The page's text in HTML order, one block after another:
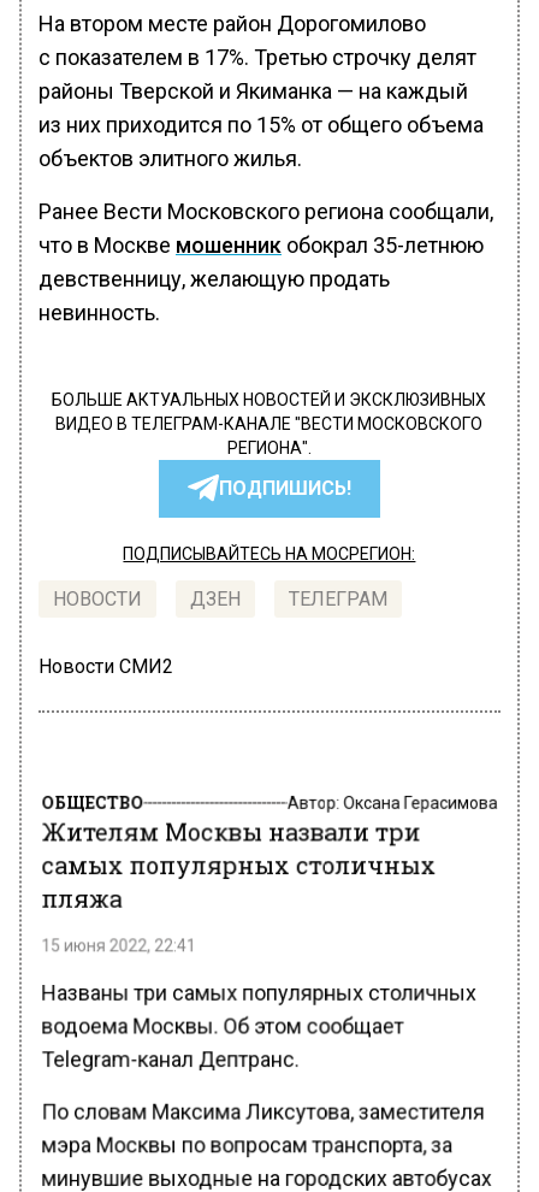
На втором месте район Дорогомилово
с показателем в 17%. Третью строчку делят
районы Тверской и Якиманка — на каждый
из них приходится по 15% от общего объема
объектов элитного жилья.
Ранее Вести Московского региона сообщали,
что в Москве мошенник обокрал 35-летнюю
девственницу, желающую продать
невинность.
БОЛЬШЕ АКТУАЛЬНЫХ НОВОСТЕЙ И ЭКСКЛЮЗИВНЫХ
ВИДЕО В ТЕЛЕГРАМ-КАНАЛЕ "ВЕСТИ МОСКОВСКОГО
РЕГИОНА".
ПОДПИШИСЬ!
ПОДПИСЫВАЙТЕСЬ НА МОСРЕГИОН:
НОВОСТИ ДЗЕН ТЕЛЕГРАМ
Новости СМИ2
ОБЩЕСТВО Автор: Оксана Герасимова
Жителям Москвы назвали три
самых популярных столичных
пляжа
15 июня 2022, 22:41
Названы три самых популярных столичных
водоема Москвы. Об этом сообщает
Telegram-канал Дептранс.
По словам Максима Ликсутова, заместителя
мэра Москвы по вопросам транспорта, за
минувшие выходные на городских автобусах